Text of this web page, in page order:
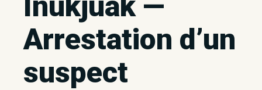
Arrestation d’un
suspect